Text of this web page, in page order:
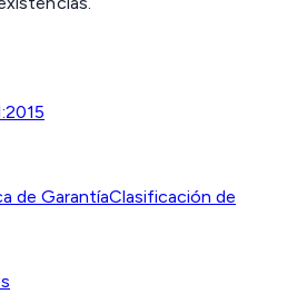
de GarantíaClasificación de